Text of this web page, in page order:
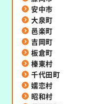
安中市
大泉町
邑楽町
吉岡町
板倉町
榛東村
千代田町
嬬恋村
昭和村